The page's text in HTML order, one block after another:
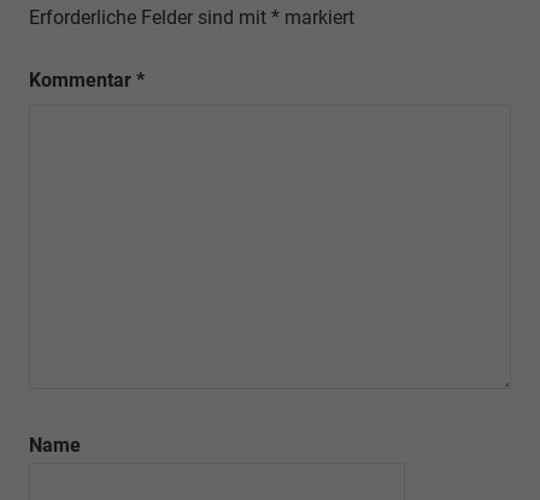
Erforderliche Felder sind mit * markiert
Kommentar *
Name